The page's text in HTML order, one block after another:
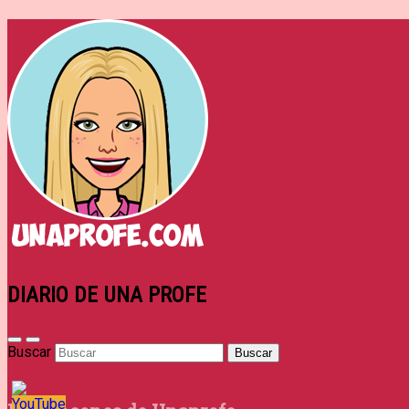
DIARIO DE UNA PROFE
Buscar